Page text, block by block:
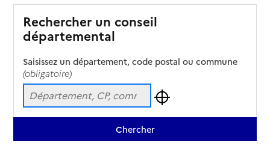
Rechercher un conseil
départemental
Saisissez un département, code postal ou commune
(obligatoire)